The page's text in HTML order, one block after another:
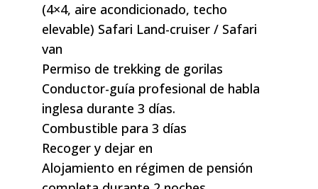
(4×4, aire acondicionado, techo
elevable) Safari Land-cruiser / Safari
van
Permiso de trekking de gorilas
Conductor-guía profesional de habla
inglesa durante 3 días.
Combustible para 3 días
Recoger y dejar en
Alojamiento en régimen de pensión